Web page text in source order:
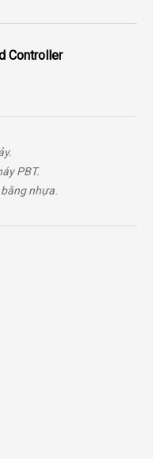
Controller
PBT.
nhựa.